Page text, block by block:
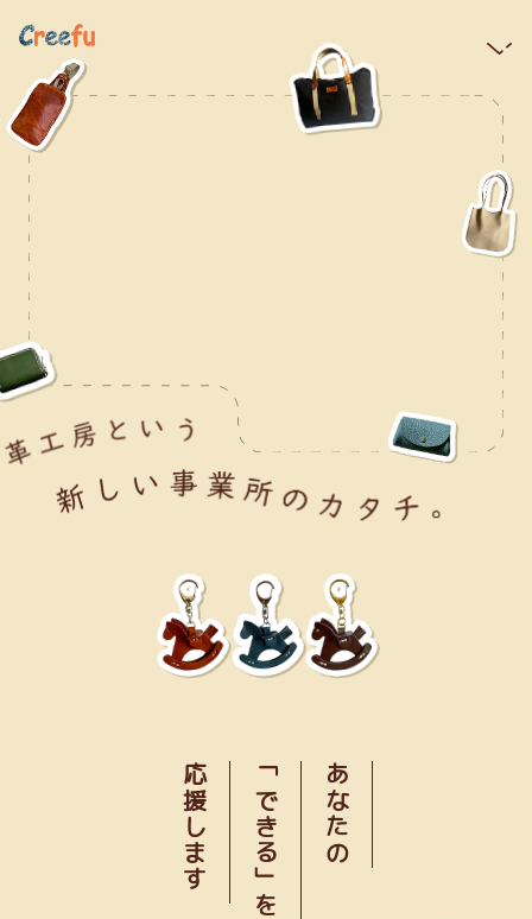
あなたの
「できる」を
応援します